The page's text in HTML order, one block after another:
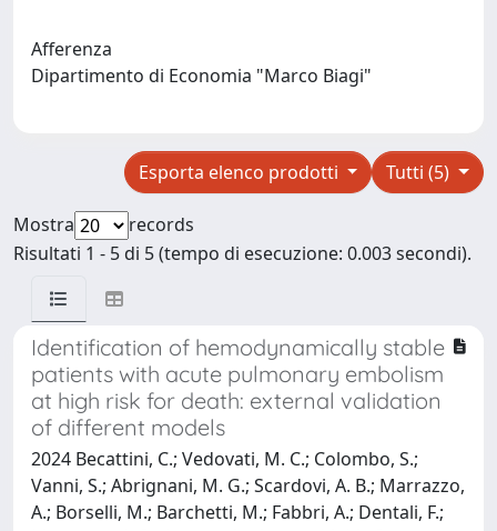
Afferenza
Dipartimento di Economia "Marco Biagi"
Tutti (5)
Esporta elenco prodotti
Mostra
records
Risultati 1 - 5 di 5 (tempo di esecuzione: 0.003 secondi).
Identification of hemodynamically stable
patients with acute pulmonary embolism
at high risk for death: external validation
of different models
2024 Becattini, C.; Vedovati, M. C.; Colombo, S.;
Vanni, S.; Abrignani, M. G.; Scardovi, A. B.; Marrazzo,
A.; Borselli, M.; Barchetti, M.; Fabbri, A.; Dentali, F.;